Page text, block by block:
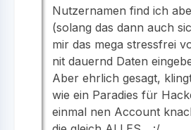
Nutzernamen find ich
(solang das dann auch
mir das mega stressfrei
nit dauernd Daten
Aber ehrlich gesagt,
wie ein Paradies für
einmal nen Account